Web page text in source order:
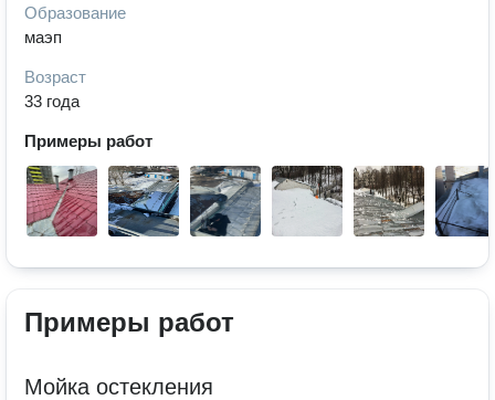
Образование
маэп
Возраст
33 года
Примеры работ
Примеры работ
Мойка остекления